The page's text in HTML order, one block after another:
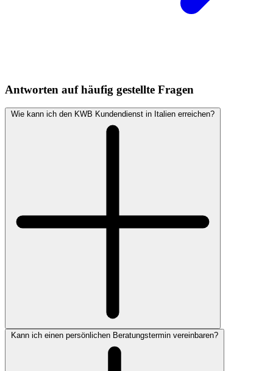
Antworten auf häufig gestellte Fragen
Wie kann ich den KWB Kundendienst in Italien erreichen?
Kann ich einen persönlichen Beratungstermin vereinbaren?